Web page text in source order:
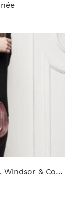
Windsor & Co…